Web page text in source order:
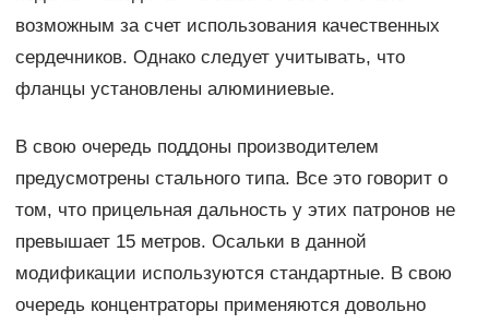
возможным за счет использования качественных
сердечников. Однако следует учитывать, что
фланцы установлены алюминиевые.
В свою очередь поддоны производителем
предусмотрены стального типа. Все это говорит о
том, что прицельная дальность у этих патронов не
превышает 15 метров. Осальки в данной
модификации используются стандартные. В свою
очередь концентраторы применяются довольно